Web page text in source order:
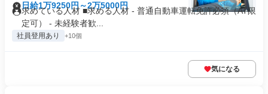
日給1万9250円～2万5000円
求めている人材 ■求める人材 - 普通自動車運転免許必須（AT限
定可） - 未経験者歓...
社員登用あり +10個
気になる